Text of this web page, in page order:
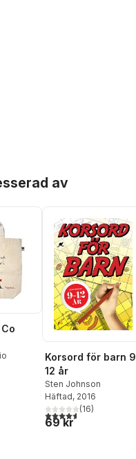
av
Totalt antal röster:
Korsord för barn
12 år
Sten Johnson
Häftad, 2016
4,6utav 5 stjärnor.
(16)
69 kr